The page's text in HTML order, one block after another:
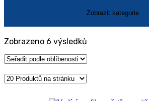
Zobrazeno 6 výsledků